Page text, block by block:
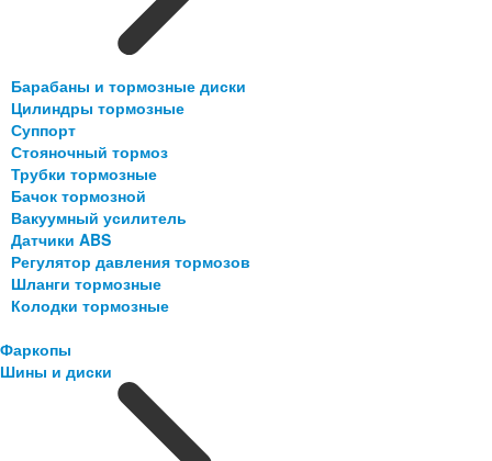
Барабаны и тормозные диски
Цилиндры тормозные
Суппорт
Стояночный тормоз
Трубки тормозные
Бачок тормозной
Вакуумный усилитель
Датчики ABS
Регулятор давления тормозов
Шланги тормозные
Колодки тормозные
Фаркопы
Шины и диски